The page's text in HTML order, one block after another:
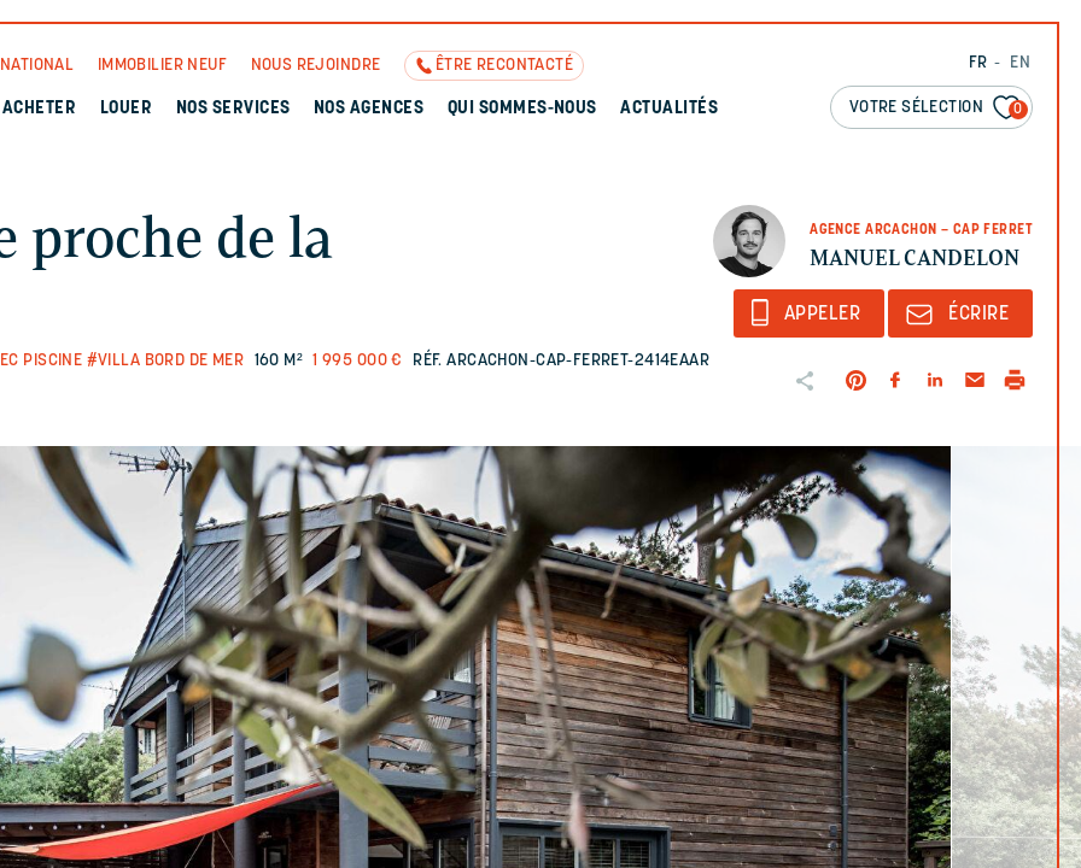
FR EN
VOTRE SÉLECTION 0
IMMOBILIER NEUF NOUS REJOINDRE ÊTRE RECONTACTÉ
ACHETER LOUER NOS SERVICES NOS AGENCES QUI SOMMES-NOUS ACTUALITÉS
AGENCE ARCACHON – CAP FERRET
MANUEL CANDELON
proche de la
PISCINE #VILLA BORD DE MER 160 M² 1 995 000 € RÉF. ARCACHON-CAP-FERRET-2414EAAR
APPELER ÉCRIRE